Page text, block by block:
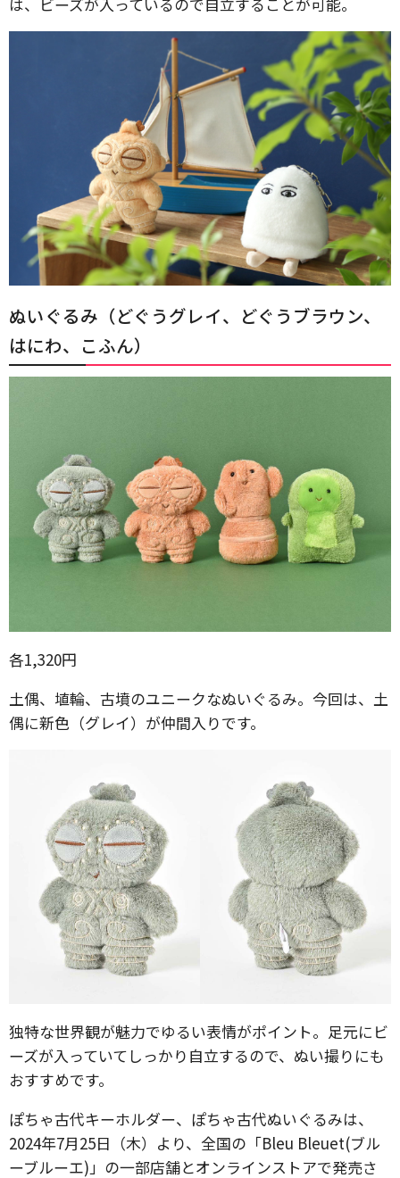
ぬいぐるみ（どぐうグレイ、どぐうブラウン、
はにわ、こふん）
各1,320円
土偶、埴輪、古墳のユニークなぬいぐるみ。今回は、土
偶に新色（グレイ）が仲間入りです。
独特な世界観が魅力でゆるい表情がポイント。足元にビ
ーズが入っていてしっかり自立するので、ぬい撮りにも
おすすめです。
ぽちゃ古代キーホルダー、ぽちゃ古代ぬいぐるみは、
2024年7月25日（木）より、全国の「Bleu Bleuet(ブル
ーブルーエ)」の一部店舗とオンラインストアで発売さ